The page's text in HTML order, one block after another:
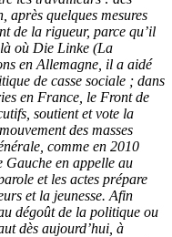
après quelques mesures
de la rigueur, parce qu’il
où Die Linke (La
en Allemagne, il a aidé
de casse sociale ; dans
en France, le Front de
soutient et vote la
des masses
comme en 2010
Gauche en appelle au
et les actes prépare
et la jeunesse. Afin
dégoût de la politique ou
dès aujourd’hui, à